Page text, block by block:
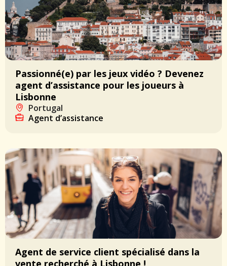
Passionné(e) par les jeux vidéo ? Devenez
agent d’assistance pour les joueurs à
Lisbonne
Portugal
Agent d’assistance
Agent de service client spécialisé dans la
vente recherché à Lisbonne !